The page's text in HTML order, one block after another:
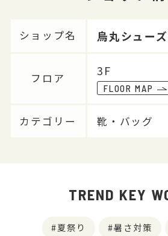
ショップ名 烏丸シュー
フロア
3F
FLOOR MAP
カテゴリー 靴・バッグ
TREND KEY
夏祭り 暑さ対策